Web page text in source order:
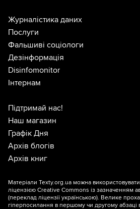
Журналістика даних
Послуги
Фальшиві соціологи
Дезінформація
Disinfomonitor
Інтернам
Підтримай нас!
Наш магазин
Графік Дня
Архів блогів
Архів книг
Матеріали Texty.org.ua можна використовувати
ліцензією Creative Commons із зазначенням
(переклад ліцензії українською). Велике
гіперпосилання в першому чи другому абзаці